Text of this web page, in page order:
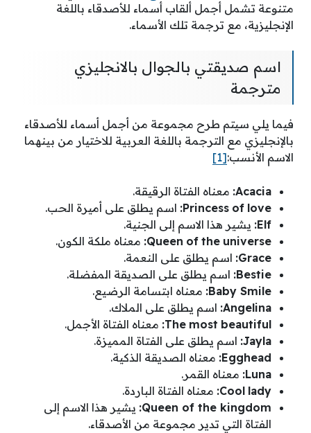
متنوعة تشمل أجمل ألقاب أسماء للأصدقاء باللغة
الإنجليزية، مع ترجمة تلك الأسماء.
اسم صديقتي بالجوال بالانجليزي
مترجمة
فيما يلي سيتم طرح مجموعة من أجمل أسماء للأصدقاء
بالإنجليزي مع الترجمة باللغة العربية للاختيار من بينهما
الاسم الأنسب:[1]
Acacia
: معناه الفتاة الرقيقة.
Princess of love
: اسم يطلق على أميرة الحب.
Elf
: يشير هذا الاسم إلى الجنية.
Queen of the universe
: معناه ملكة الكون.
Grace
: اسم يطلق على النعمة.
Bestie
: اسم يطلق على الصديقة المفضلة.
Baby Smile
: معناه ابتسامة الرضيع.
Angelina
: اسم يطلق على الملاك.
The most beautiful
: معناه الفتاة الأجمل.
Jayla
: اسم يطلق على الفتاة المميزة.
Egghead
: معناه الصديقة الذكية.
Luna
: معناه القمر.
Cool lady
: معناه الفتاة الباردة.
Queen of the kingdom
: يشير هذا الاسم إلى
الفتاة التي تدير مجموعة من الأصدقاء.